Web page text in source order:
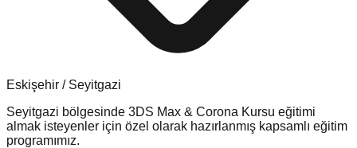
Eskişehir / Seyitgazi
Seyitgazi bölgesinde 3DS Max & Corona Kursu eğitimi
almak isteyenler için özel olarak hazırlanmış kapsamlı eğitim
programımız.